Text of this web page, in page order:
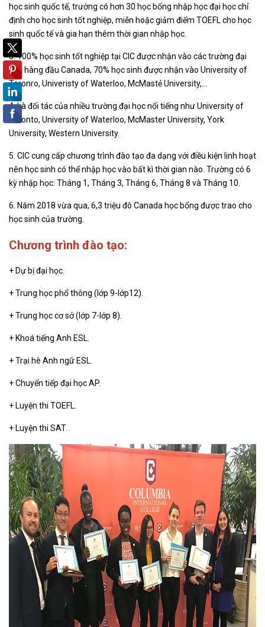
học sinh quốc tế, trường có hơn 30 học bổng nhập học đại học chỉ
định cho học sinh tốt nghiệp, miễn hoặc giảm điểm TOEFL cho học
sinh quốc tế và gia hạn thêm thời gian nhập học.
3. 100% học sinh tốt nghiệp tại CIC được nhận vào các trường đại
học hàng đầu Canada, 70% học sinh được nhận vào University of
Toronro, Univeristy of Waterloo, McMastẻ University,…
4. Là đối tác của nhiều trường đại học nổi tiếng như University of
Toronto, University of Waterloo, McMaster University, York
University, Western University.
5. CIC cung cấp chương trình đào tạo đa dạng với điều kiện linh hoạt
nên học sinh có thể nhập học vào bất kì thời gian nào. Trường có 6
kỳ nhập học: Tháng 1, Tháng 3, Tháng 6, Tháng 8 và Tháng 10.
6. Năm 2018 vừa qua, 6,3 triệu đô Canada học bổng được trao cho
học sinh của trường.
Chương trình đào tạo:
+ Dự bị đại học.
+ Trung học phổ thông (lớp 9-lớp12).
+ Trung học cơ sở (lớp 7-lớp 8).
+ Khoá tiếng Anh ESL.
+ Trại hè Anh ngữ ESL.
+ Chuyển tiếp đại học AP.
+ Luyện thi TOEFL.
+ Luyện thi SAT.